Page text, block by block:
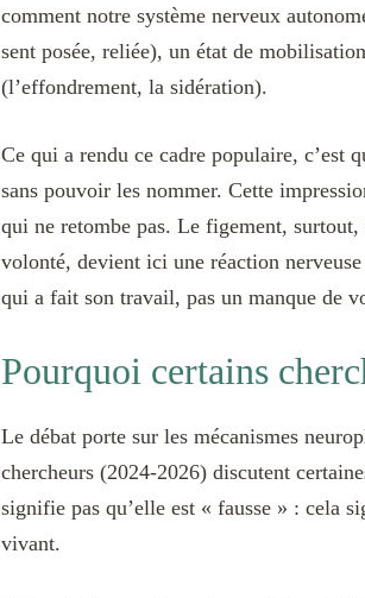
comment notre système nerveux
sent posée, reliée), un état de
(l’effondrement, la sidération).
Ce qui a rendu ce cadre populaire, c’est
sans pouvoir les nommer. Cette
qui ne retombe pas. Le figement,
volonté, devient ici une réaction
qui a fait son travail, pas un manque de
Pourquoi certains
Le débat porte sur les mécanismes
chercheurs (2024-2026) discutent
signifie pas qu’elle est « fausse » : cela
vivant.